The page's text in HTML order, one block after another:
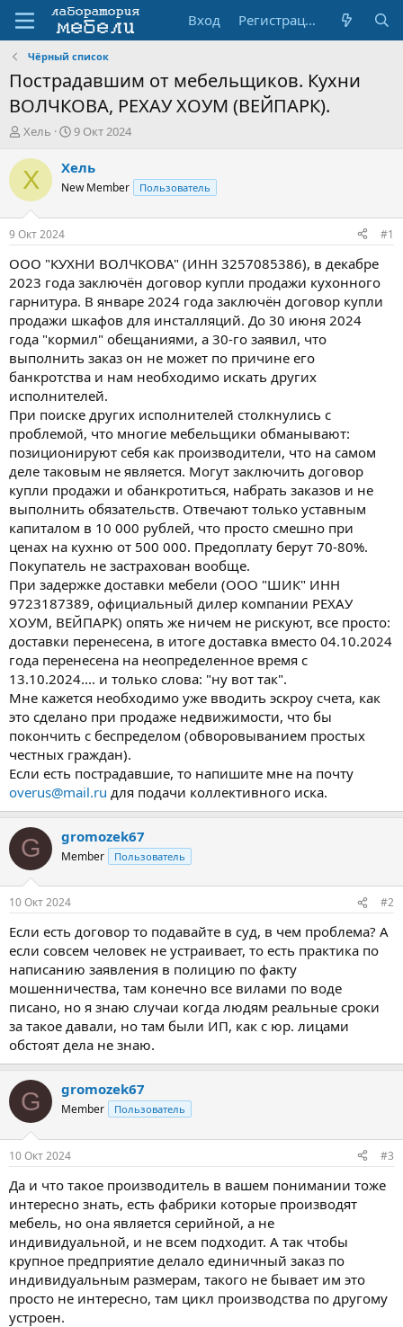
Вход Регистрация
Чёрный список
Пострадавшим от мебельщиков. Кухни
ВОЛЧКОВА, РЕХАУ ХОУМ (ВЕЙПАРК).
А
т
о
т
е
м
ы
Хель
Д
т
н
а
л
9 Окт 2024
Х Хель
New Member Пользователь
9 Окт 2024 #1
ООО "КУХНИ ВОЛЧКОВА" (ИНН 3257085386), в декабре
2023 года заключён договор купли продажи кухонного
гарнитура. В январе 2024 года заключён договор купли
продажи шкафов для инсталляций. До 30 июня 2024
года "кормил" обещаниями, а 30-го заявил, что
выполнить заказ он не может по причине его
банкротства и нам необходимо искать других
исполнителей.
При поиске других исполнителей столкнулись с
проблемой, что многие мебельщики обманывают:
позиционируют себя как производители, что на самом
деле таковым не является. Могут заключить договор
купли продажи и обанкротиться, набрать заказов и не
выполнить обязательств. Отвечают только уставным
капиталом в 10 000 рублей, что просто смешно при
ценах на кухню от 500 000. Предоплату берут 70-80%.
Покупатель не застрахован вообще.
При задержке доставки мебели (ООО "ШИК" ИНН
9723187389, официальный дилер компании РЕХАУ
ХОУМ, ВЕЙПАРК) опять же ничем не рискуют, все просто:
доставки перенесена, в итоге доставка вместо 04.10.2024
года перенесена на неопределенное время с
13.10.2024.... и только слова: "ну вот так".
Мне кажется необходимо уже вводить эскроу счета, как
это сделано при продаже недвижимости, что бы
покончить с беспределом (обворовыванием простых
честных граждан).
Если есть пострадавшие, то напишите мне на почту
overus@mail.ru для подачи коллективного иска.
G gromozek67
Member Пользователь
10 Окт 2024 #2
Если есть договор то подавайте в суд, в чем проблема? А
если совсем человек не устраивает, то есть практика по
написанию заявления в полицию по факту
мошенничества, там конечно все вилами по воде
писано, но я знаю случаи когда людям реальные сроки
за такое давали, но там были ИП, как с юр. лицами
обстоят дела не знаю.
G gromozek67
Member Пользователь
10 Окт 2024 #3
Да и что такое производитель в вашем понимании тоже
интересно знать, есть фабрики которые производят
мебель, но она является серийной, а не
индивидуальной, и не всем подходит. А так чтобы
крупное предприятие делало единичный заказ по
индивидуальным размерам, такого не бывает им это
просто не интересно, там цикл производства по другому
устроен.